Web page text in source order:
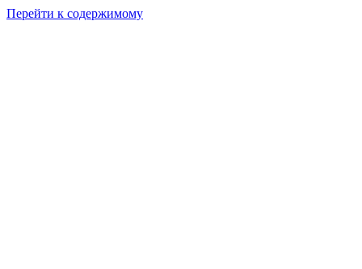
Перейти к содержимому